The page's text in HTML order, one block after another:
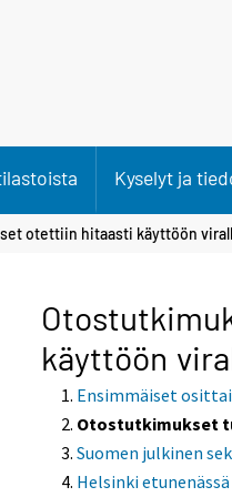
Kyselyt ja
otettiin hitaasti käyttöön
käyttöön
Ensimmäiset
Otostutkimukset
Suomen julkinen
Helsinki